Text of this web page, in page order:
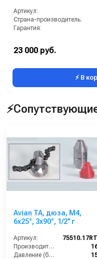
Артикул:
Страна-производитель:
Гарантия:
23 000 руб.
⚡ В
Avian TA, дюза, M4,
6x25°, 3x90°, 1/2'' г
Артикул:
Производительность (л/мин):
Давление (бар):